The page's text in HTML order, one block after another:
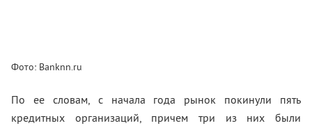
Фото: Banknn.ru
По ее словам, с начала года рынок покинули пять
кредитных организаций, причем три из них были